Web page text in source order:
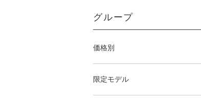
グループ
価格別
限定モデル